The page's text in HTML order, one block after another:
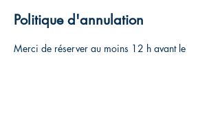
Politique d'annulation
Merci de réserver au moins 12 h avant le